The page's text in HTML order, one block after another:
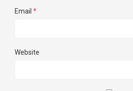
Email *
Website